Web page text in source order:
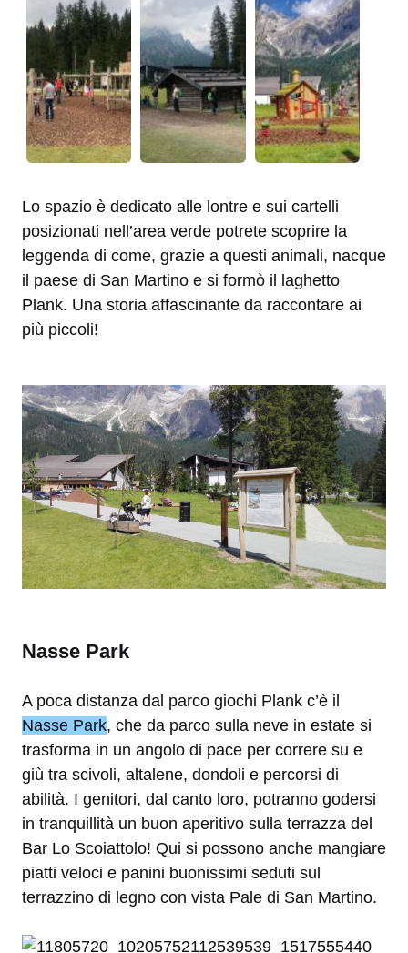
Lo spazio è dedicato alle lontre e sui cartelli
posizionati nell’area verde potrete scoprire la
leggenda di come, grazie a questi animali, nacque
il paese di San Martino e si formò il laghetto
Plank. Una storia affascinante da raccontare ai
più piccoli!
Nasse Park
A poca distanza dal parco giochi Plank c’è il
Nasse Park, che da parco sulla neve in estate si
trasforma in un angolo di pace per correre su e
giù tra scivoli, altalene, dondoli e percorsi di
abilità. I genitori, dal canto loro, potranno godersi
in tranquillità un buon aperitivo sulla terrazza del
Bar Lo Scoiattolo! Qui si possono anche mangiare
piatti veloci e panini buonissimi seduti sul
terrazzino di legno con vista Pale di San Martino.